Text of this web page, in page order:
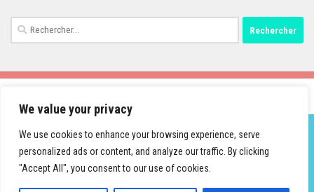
We value your privacy
We use cookies to enhance your browsing experience, serve
personalized ads or content, and analyze our traffic. By clicking
"Accept All", you consent to our use of cookies.
Rechercher :